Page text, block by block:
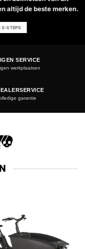
altijd de beste merken.
E-STEPS
SERVICE
werkplaatsen
garantie